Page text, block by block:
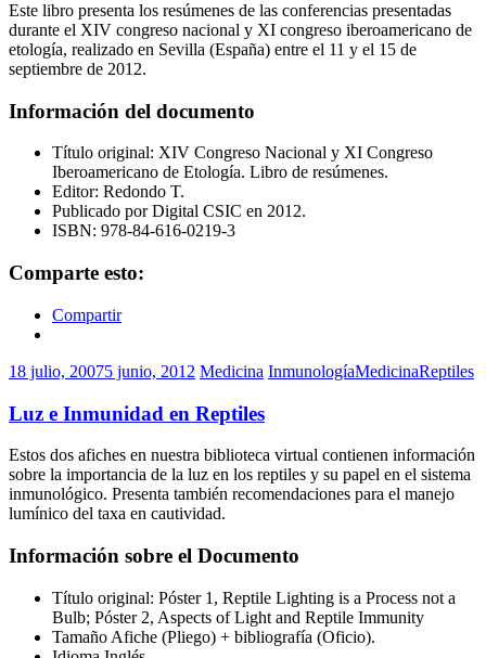
Este libro presenta los resúmenes de las conferencias presentadas
durante el XIV congreso nacional y XI congreso iberoamericano de
etología, realizado en Sevilla (España) entre el 11 y el 15 de
septiembre de 2012.
Información del documento
Título original: XIV Congreso Nacional y XI Congreso
Iberoamericano de Etología. Libro de resúmenes.
Editor: Redondo T.
Publicado por Digital CSIC en 2012.
ISBN: 978-84-616-0219-3
Comparte esto:
Compartir
18 julio, 20075 junio, 2012 Medicina InmunologíaMedicinaReptiles
Luz e Inmunidad en Reptiles
Estos dos afiches en nuestra biblioteca virtual contienen información
sobre la importancia de la luz en los reptiles y su papel en el sistema
inmunológico. Presenta también recomendaciones para el manejo
lumínico del taxa en cautividad.
Información sobre el Documento
Título original: Póster 1, Reptile Lighting is a Process not a
Bulb; Póster 2, Aspects of Light and Reptile Immunity
Tamaño Afiche (Pliego) + bibliografía (Oficio).